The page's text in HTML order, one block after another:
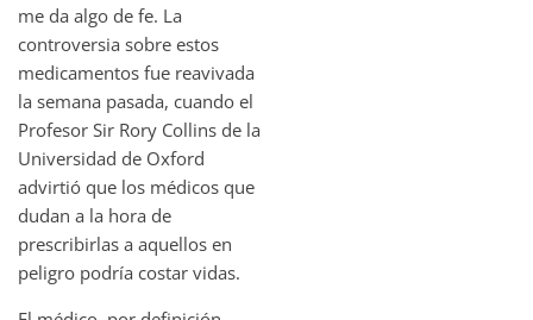
me da algo de fe. La
controversia sobre estos
medicamentos fue reavivada
la semana pasada, cuando el
Profesor Sir Rory Collins de la
Universidad de Oxford
advirtió que los médicos que
dudan a la hora de
prescribirlas a aquellos en
peligro podría costar vidas.